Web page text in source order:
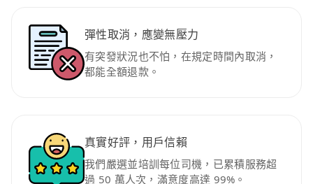
彈性取消，應變無壓力
有突發狀況也不怕，在規定時間內取消，
都能全額退款。
真實好評，用戶信賴
我們嚴選並培訓每位司機，已累積服務超
過 50 萬人次，滿意度高達 99%。